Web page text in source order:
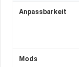
Anpassbarkeit
Mods